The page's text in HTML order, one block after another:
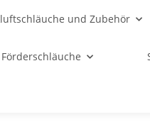
und Zubehör